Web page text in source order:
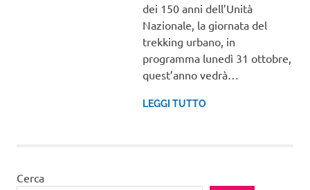
dei 150 anni dell’Unità
Nazionale, la giornata del
trekking urbano, in
programma lunedì 31 ottobre,
quest’anno vedrà…
LEGGI TUTTO
Cerca